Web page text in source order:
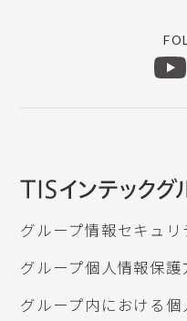
上手くんαWEBサイト
グループ情報セキュリ
グループ個人情報保護
グループ内における